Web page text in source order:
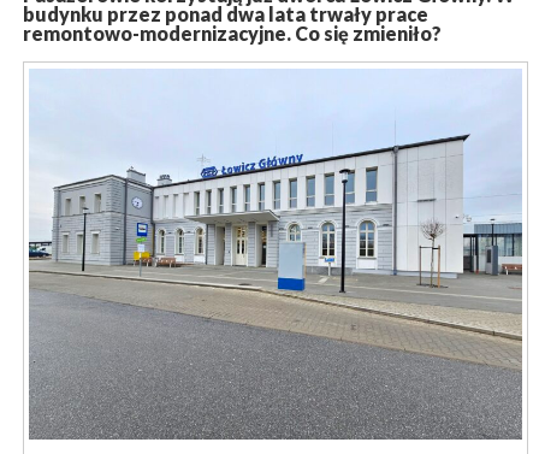
budynku przez ponad dwa lata trwały prace
remontowo-modernizacyjne. Co się zmieniło?